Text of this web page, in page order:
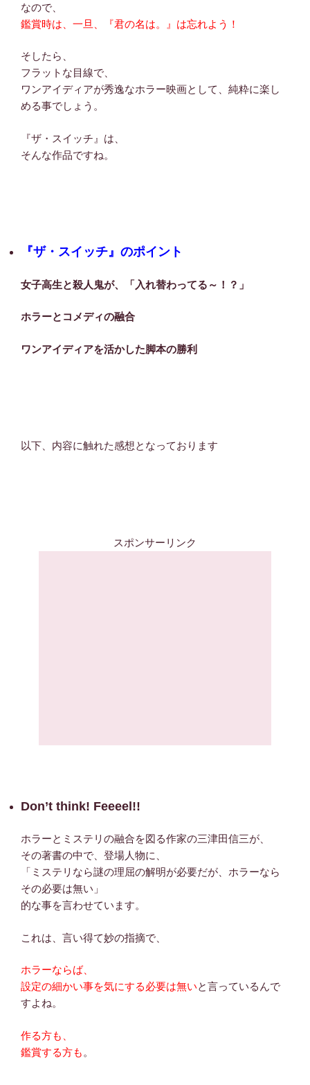
なので、
鑑賞時は、一旦、『君の名は。』は忘れよう！
そしたら、
フラットな目線で、
ワンアイディアが秀逸なホラー映画として、純粋に楽し
める事でしょう。
『ザ・スイッチ』は、
そんな作品ですね。
『ザ・スイッチ』のポイント
女子高生と殺人鬼が、「入れ替わってる～！？」
ホラーとコメディの融合
ワンアイディアを活かした脚本の勝利
以下、内容に触れた感想となっております
スポンサーリンク
Don’t think! Feeeel!!
ホラーとミステリの融合を図る作家の三津田信三が、
その著書の中で、登場人物に、
「ミステリなら謎の理屈の解明が必要だが、ホラーなら
その必要は無い」
的な事を言わせています。
これは、言い得て妙の指摘で、
ホラーならば、
設定の細かい事を気にする必要は無いと言っているんで
すよね。
作る方も、
鑑賞する方も 。